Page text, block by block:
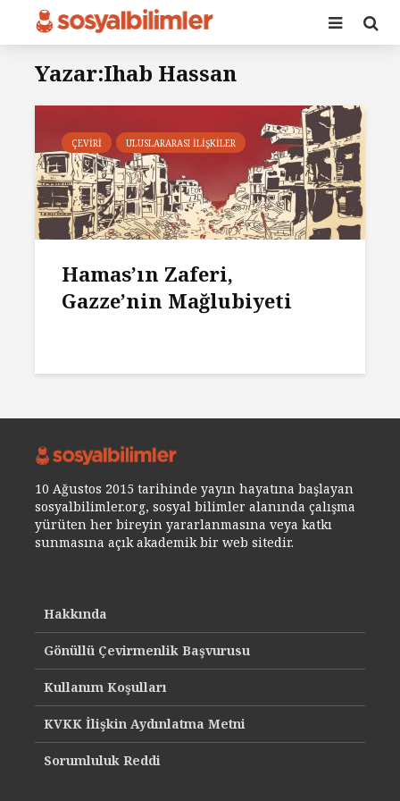
Yazar:Ihab Hassan
ÇEVIRI ULUSLARARASI İLIŞKILER
Hamas’ın Zaferi,
Gazze’nin Mağlubiyeti
10 Ağustos 2015 tarihinde yayın hayatına başlayan
sosyalbilimler.org, sosyal bilimler alanında çalışma
yürüten her bireyin yararlanmasına veya katkı
sunmasına açık akademik bir web sitedir.
Hakkında
Gönüllü Çevirmenlik Başvurusu
Kullanım Koşulları
KVKK İlişkin Aydınlatma Metni
Sorumluluk Reddi